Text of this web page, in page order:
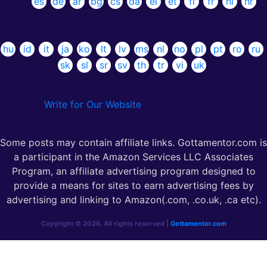
hu id it ja ko lt lv ms nl no pl pt ro
ru
sk
sl sr sv th tr vi uk
Write for Our Website
Some posts may contain affiliate links. Gottamentor.com is
a participant in the Amazon Services LLC Associates
Program, an affiliate advertising program designed to
provide a means for sites to earn advertising fees by
advertising and linking to Amazon(.com, .co.uk, .ca etc).
Copyright © 2026. All rights reserved | Gettamentor.com